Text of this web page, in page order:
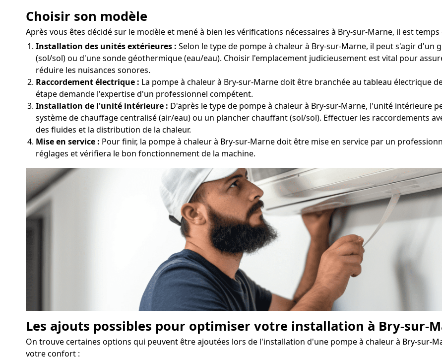
Choisir son modèle
Après vous êtes décidé sur le modèle et mené à bien les vérifications nécessaires à Bry-sur-Marne, il est
Installation des unités extérieures : Selon le type de pompe à chaleur à Bry-sur-Marne, il peut s'agir
(sol/sol) ou d'une sonde géothermique (eau/eau). Choisir l'emplacement judicieusement est vital pour
réduire les nuisances sonores.
Raccordement électrique : La pompe à chaleur à Bry-sur-Marne doit être branchée au tableau électrique
étape demande l'expertise d'un professionnel compétent.
Installation de l'unité intérieure : D'après le type de pompe à chaleur à Bry-sur-Marne, l'unité intérieure
système de chauffage centralisé (air/eau) ou un plancher chauffant (sol/sol). Effectuer les raccordements
des fluides et la distribution de la chaleur.
Mise en service : Pour finir, la pompe à chaleur à Bry-sur-Marne doit être mise en service par un
réglages et vérifiera le bon fonctionnement de la machine.
Les ajouts possibles pour optimiser votre installation à Bry-sur-
On trouve certaines options qui peuvent être ajoutées lors de l'installation d'une pompe à chaleur à Bry-sur-
votre confort :